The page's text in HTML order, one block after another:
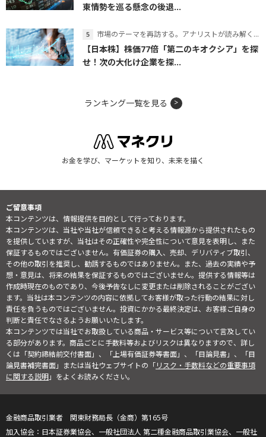
東情勢を巡る懸念の後退...
市場のテーマを再訪する。アナリストが読み解くテーマの本質
【日本株】株価77倍「第二のキオクシア」を探
せ！次の大化け企業を探...
ランキング一覧を見る
お金を学び、マーケットを知り、未来を描く
ご留意事項
本コンテンツは、情報提供を目的として行っております。
本コンテンツは、当社や当社が信頼できると考える情報源から提供されたもの
を提供していますが、当社はその正確性や完全性について意見を表明し、また
保証するものではございません。有価証券の購入、売却、デリバティブ取引、
その他の取引を推奨し、勧誘するものではありません。また、過去の実績や予
想・意見は、将来の結果を保証するものではございません。提供する情報等は
作成時現在のものであり、今後予告なしに変更または削除されることがござい
ます。当社は本コンテンツの内容に依拠してお客様が取った行動の結果に対し
責任を負うものではございません。投資にかかる最終決定は、お客様ご自身の
判断と責任でなさるようお願いいたします。
本コンテンツでは当社でお取扱している商品・サービス等について言及してい
る部分があります。商品ごとに手数料等およびリスクは異なりますので、詳し
くは「契約締結前交付書面」、「上場有価証券等書面」、「目論見書」、「目
論見書補完書面」または当社ウェブサイトの「リスク・手数料などの重要事項
に関する説明」をよくお読みください。
金融商品取引業者 関東財務局長（金商）第165号
日本証券業協会、一般社団法人 第二種金融商品取引業協会、一般社